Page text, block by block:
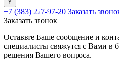
+7 (383) 227-97-20 Заказать
Заказать звонок
Оставьте Ваше сообщение и
специалисты свяжутся с Вами в
решения Вашего вопроса.